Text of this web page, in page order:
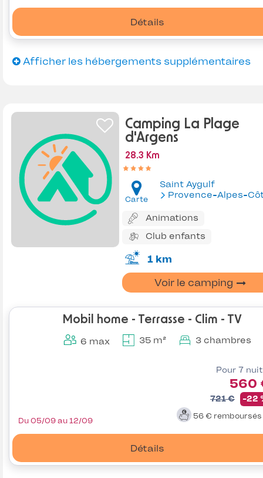
Détails
Afficher les hébergements supplémentaires
Camping La Plage
d'Argens
28.3 Km
Carte
Saint Aygulf
Provence-Alpes-Côte
Animations
Club enfants
1 km
Voir le camping
Mobil home - Terrasse - Clim - TV
6 max 35 m² 3 chambres
Pour 7
560
721 € -22
56 € remboursés
Détails
Du 05/09 au 12/09